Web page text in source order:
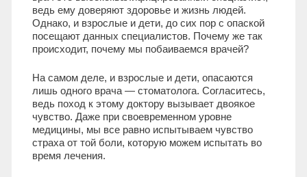
ведь ему доверяют здоровье и жизнь людей.
Однако, и взрослые и дети, до сих пор с опаской
посещают данных специалистов. Почему же так
происходит, почему мы побаиваемся врачей?
На самом деле, и взрослые и дети, опасаются
лишь одного врача — стоматолога. Согласитесь,
ведь поход к этому доктору вызывает двоякое
чувство. Даже при своевременном уровне
медицины, мы все равно испытываем чувство
страха от той боли, которую можем испытать во
время лечения.